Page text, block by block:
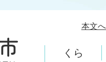
本文へ
くら